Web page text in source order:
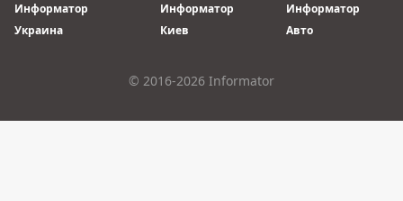
Информатор
Украина
Информатор
Киев
Информатор
Авто
© 2016-2026 Informator